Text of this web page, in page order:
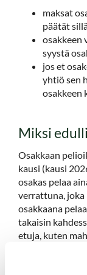
maksat
päätät
osakkeen
syystä
jos et
yhtiö sen
osakkeen
Miksi
Osakkaan
kausi (kausi
osakas pelaa
verrattuna, joka
osakkaana
takaisin
etuja, kuten
Greeniä Koko
myös